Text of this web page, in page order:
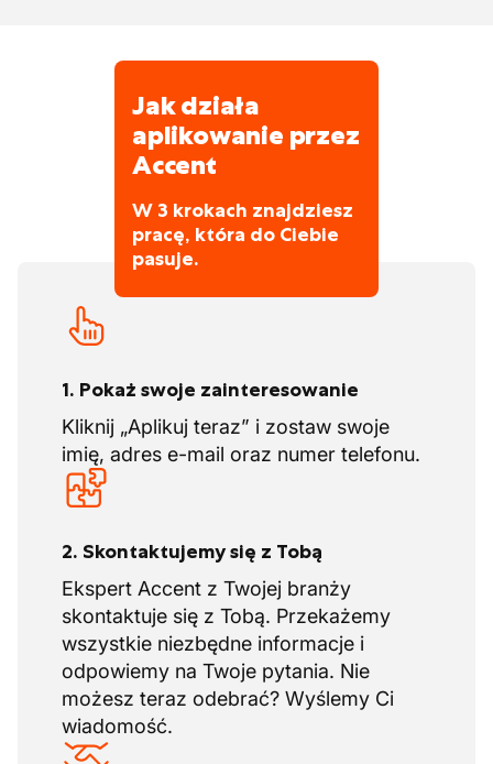
-Pracujesz około 10/12 godzin w nocy
w sektorze paliw? Ta praca jest stworzona
dla Ciebie!
Jak działa
aplikowanie przez
Accent
W 3 krokach znajdziesz
pracę, która do Ciebie
pasuje.
1. Pokaż swoje zainteresowanie
Kliknij „Aplikuj teraz” i zostaw swoje
imię, adres e-mail oraz numer telefonu.
2. Skontaktujemy się z Tobą
Ekspert Accent z Twojej branży
skontaktuje się z Tobą. Przekażemy
wszystkie niezbędne informacje i
odpowiemy na Twoje pytania. Nie
możesz teraz odebrać? Wyślemy Ci
wiadomość.